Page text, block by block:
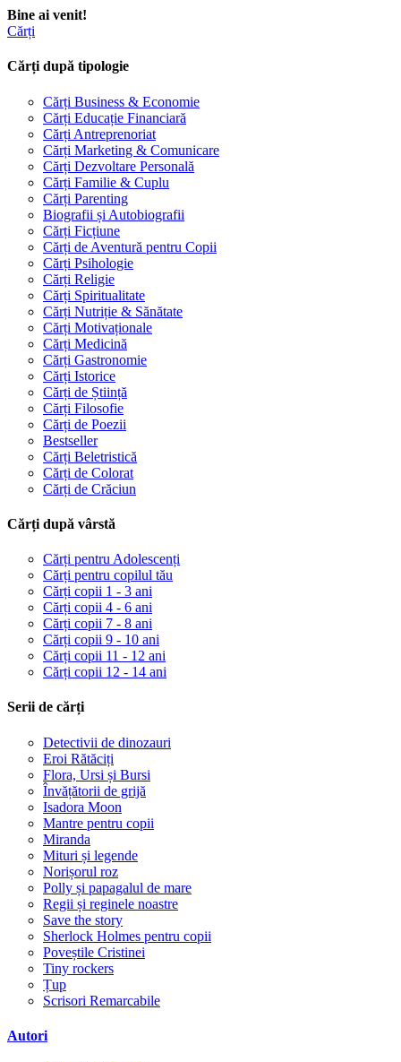
Bine ai venit!
Cărți
Cărți după tipologie
Cărți Business & Economie
Cărți Educație Financiară
Cărți Antreprenoriat
Cărți Marketing & Comunicare
Cărți Dezvoltare Personală
Cărți Familie & Cuplu
Cărți Parenting
Biografii și Autobiografii
Cărți Ficțiune
Cărți de Aventură pentru Copii
Cărți Psihologie
Cărți Religie
Cărți Spiritualitate
Cărți Nutriție & Sănătate
Cărți Motivaționale
Cărți Medicină
Cărți Gastronomie
Cărți Istorice
Cărți de Știință
Cărți Filosofie
Cărți de Poezii
Bestseller
Cărți Beletristică
Cărți de Colorat
Cărți de Crăciun
Cărți după vârstă
Cărți pentru Adolescenți
Cărți pentru copilul tău
Cărți copii 1 - 3 ani
Cărți copii 4 - 6 ani
Cărți copii 7 - 8 ani
Cărți copii 9 - 10 ani
Cărți copii 11 - 12 ani
Cărți copii 12 - 14 ani
Serii de cărți
Detectivii de dinozauri
Eroi Rătăciți
Flora, Ursi și Bursi
Învățătorii de grijă
Isadora Moon
Mantre pentru copii
Miranda
Mituri și legende
Norișorul roz
Polly și papagalul de mare
Regii și reginele noastre
Save the story
Sherlock Holmes pentru copii
Poveștile Cristinei
Tiny rockers
Țup
Scrisori Remarcabile
Autori